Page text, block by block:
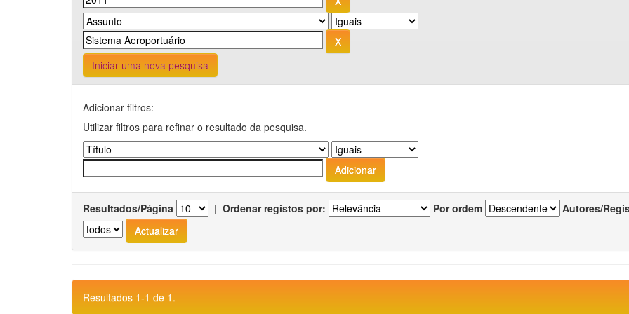
Iniciar uma nova pesquisa
Adicionar filtros:
Utilizar filtros para refinar o resultado da pesquisa.
Resultados/Página | Ordenar registos por: Por ordem Autores/
Resultados 1-1 de 1.